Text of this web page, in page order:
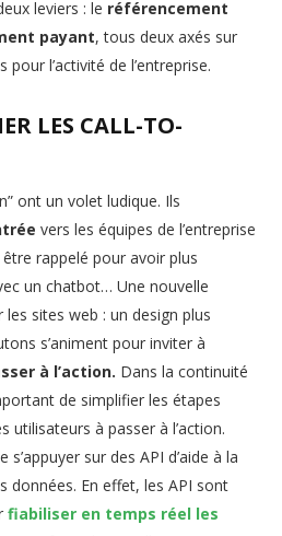
leviers : le référencement
payant, tous deux axés sur
l’activité de l’entreprise.
LES CALL-TO-
ont un volet ludique. Ils
vers les équipes de l’entreprise
rappelé pour avoir plus
un chatbot… Une nouvelle
sites web : un design plus
s’animent pour inviter à
à l’action. Dans la continuité
de simplifier les étapes
utilisateurs à passer à l’action.
sur des API d’aide à la
données. En effet, les API sont
fiabiliser en temps réel les